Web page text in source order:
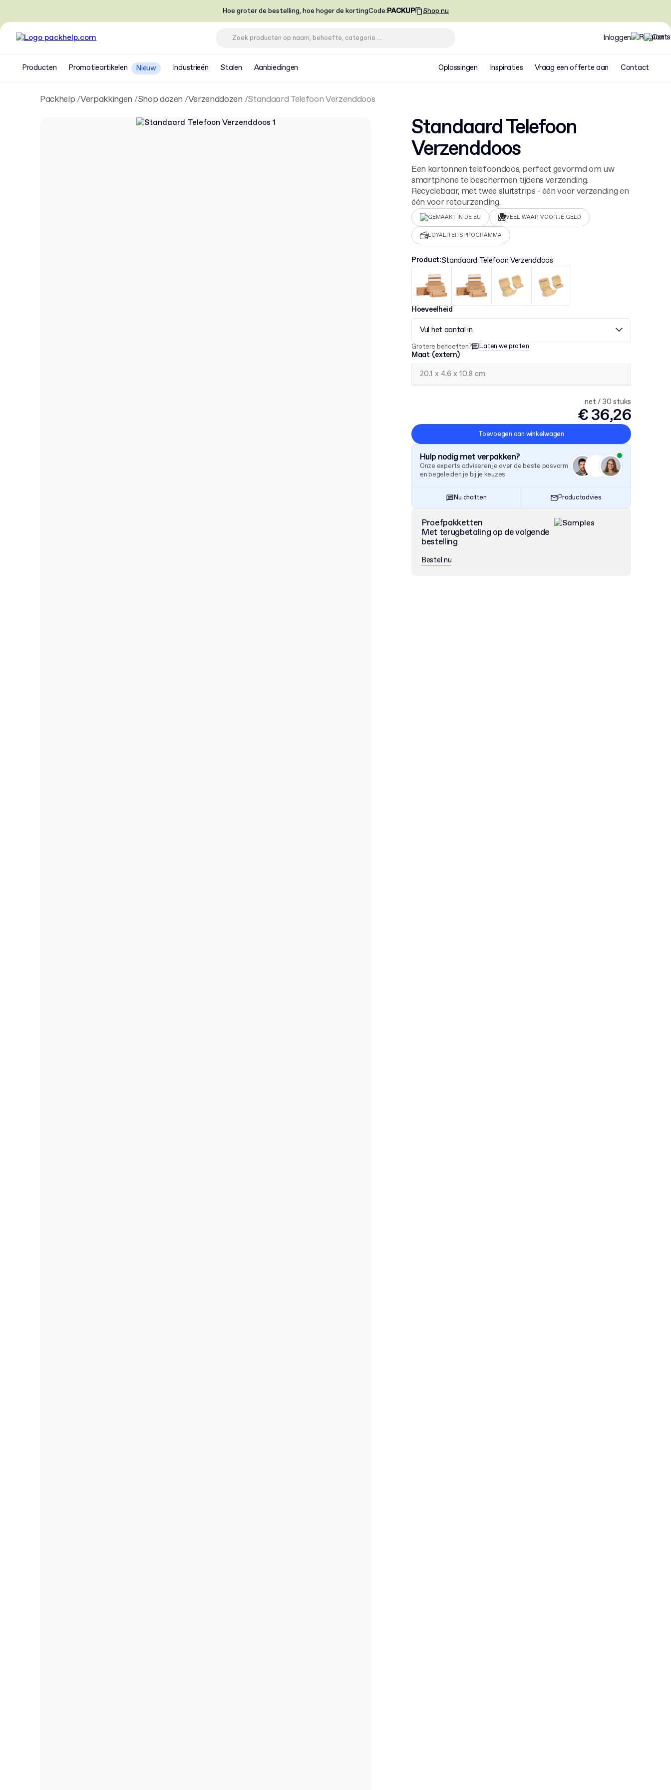
Hoe groter de bestelling, hoe hoger de kortingCode:PACKUP Shop nu
Inloggen
Producten Promotieartikelen Nieuw Industrieën Stalen Aanbiedingen Oplossingen Inspiraties Vraag een offerte aan Contact
Packhelp Verpakkingen Shop dozen Verzenddozen Standaard Telefoon Verzenddoos
Standaard Telefoon
Verzenddoos
Een kartonnen telefoondoos, perfect gevormd om uw
smartphone te beschermen tijdens verzending.
Recyclebaar, met twee sluitstrips - één voor verzending en
één voor retourzending.
GEMAAKT IN DE EU VEEL WAAR VOOR JE GELD
LOYALITEITSPROGRAMMA
Product:Standaard Telefoon Verzenddoos
Hoeveelheid
Vul het aantal in
Grotere behoeften? Laten we praten
Maat (extern)
net / 30 stuks
€ 36,26
Toevoegen aan winkelwagen
Hulp nodig met verpakken?
Onze experts adviseren je over de beste pasvorm
en begeleiden je bij je keuzes
Nu chatten Productadvies
Proefpakketten
Met terugbetaling op de volgende
bestelling
Bestel nu